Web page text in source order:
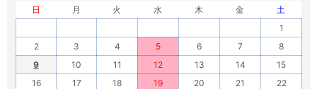
日
月 火 水 木 金
土
1
2
3 4 5 6 7
8
9
10 11 12 13 14
15
16
17 18 19 20 21
22